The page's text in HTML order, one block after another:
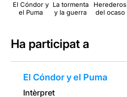
El Cóndor y
el Puma
La tormenta
y la guerra
Herederos
del ocaso
Ha participat a
El Cóndor y el Puma
Intèrpret